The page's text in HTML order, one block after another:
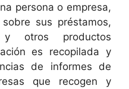
persona o empresa,
sus préstamos,
otros productos
es recopilada y
de informes de
que recogen y